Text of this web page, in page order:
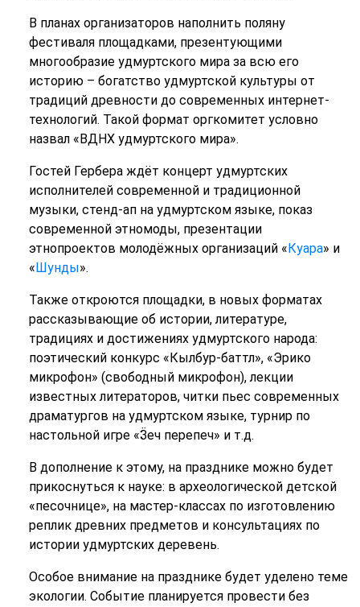
В планах организаторов наполнить поляну
фестиваля площадками, презентующими
многообразие удмуртского мира за всю его
историю – богатство удмуртской культуры от
традиций древности до современных интернет-
технологий. Такой формат оргкомитет условно
назвал «ВДНХ удмуртского мира».
Гостей Гербера ждёт концерт удмуртских
исполнителей современной и традиционной
музыки, стенд-ап на удмуртском языке, показ
современной этномоды, презентации
этнопроектов молодёжных организаций « Куара» и
« Шунды».
Также откроются площадки, в новых форматах
рассказывающие об истории, литературе,
традициях и достижениях удмуртского народа:
поэтический конкурс «Кылбур-баттл», «Эрико
микрофон» (свободный микрофон), лекции
известных литераторов, читки пьес современных
драматургов на удмуртском языке, турнир по
настольной игре «Ӟеч перепеч» и т.д.
В дополнение к этому, на празднике можно будет
прикоснуться к науке: в археологической детской
«песочнице», на мастер-классах по изготовлению
реплик древних предметов и консультациях по
истории удмуртских деревень.
Особое внимание на празднике будет уделено теме
экологии. Событие планируется провести без